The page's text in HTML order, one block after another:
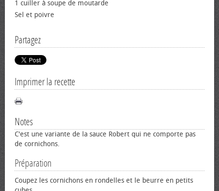
1 cuiller à soupe de moutarde
Sel et poivre
Partagez
Imprimer la recette
Notes
C'est une variante de la sauce Robert qui ne comporte pas
de cornichons.
Préparation
Coupez les cornichons en rondelles et le beurre en petits